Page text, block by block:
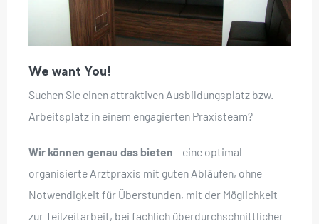
We want You!
Suchen Sie einen attraktiven Ausbildungsplatz bzw.
Arbeitsplatz in einem engagierten Praxisteam?
Wir können genau das bieten – eine optimal
organisierte Arztpraxis mit guten Abläufen, ohne
Notwendigkeit für Überstunden, mit der Möglichkeit
zur Teilzeitarbeit, bei fachlich überdurchschnittlicher